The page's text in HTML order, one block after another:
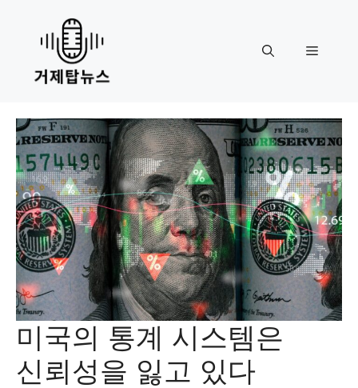
content
Menu
미국의 통계 시스템은
신뢰성을 잃고 있다